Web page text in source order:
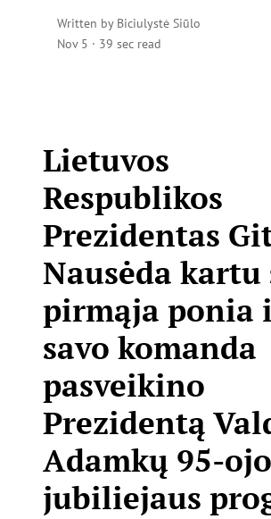
Written by Biciulystė Siūlo
Nov 5 · 39 sec read
Lietuvos
Respublikos
Prezidentas
Nausėda kartu
pirmąja ponia
savo komanda
pasveikino
Prezidentą
Adamkų 95-ojo
jubiliejaus